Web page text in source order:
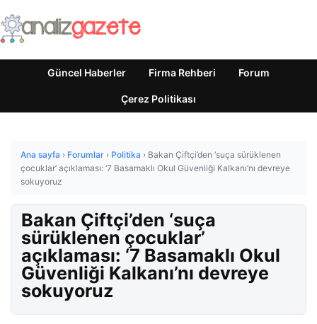
Güncel Haberler Firma Rehberi Forum
Çerez Politikası
Ana sayfa › Forumlar › Politika › Bakan Çiftçi’den ‘suça sürüklenen
çocuklar’ açıklaması: ‘7 Basamaklı Okul Güvenliği Kalkanı’nı devreye
sokuyoruz
Bakan Çiftçi’den ‘suça
sürüklenen çocuklar’
açıklaması: ‘7 Basamaklı Okul
Güvenliği Kalkanı’nı devreye
sokuyoruz